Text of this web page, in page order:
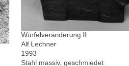
Würfelveränderung II
Alf Lechner
1993
Stahl massiv, geschmiedet